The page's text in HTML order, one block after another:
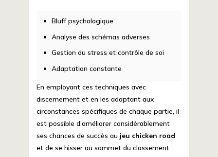
Bluff psychologique
Analyse des schémas adverses
Gestion du stress et contrôle de soi
Adaptation constante
En employant ces techniques avec
discernement et en les adaptant aux
circonstances spécifiques de chaque partie, il
est possible d’améliorer considérablement
ses chances de succès au jeu chicken road
et de se hisser au sommet du classement.